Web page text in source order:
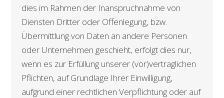
dies im Rahmen der Inanspruchnahme von
Diensten Dritter oder Offenlegung, bzw.
Übermittlung von Daten an andere Personen
oder Unternehmen geschieht, erfolgt dies nur,
wenn es zur Erfüllung unserer (vor)vertraglichen
Pflichten, auf Grundlage Ihrer Einwilligung,
aufgrund einer rechtlichen Verpflichtung oder auf